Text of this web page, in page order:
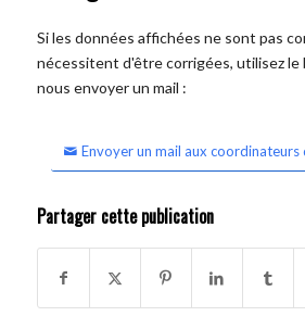
Si les données affichées ne sont pas
nécessitent d'être corrigées, utilisez
nous envoyer un mail :
Envoyer un mail aux coordinateurs
Partager cette publication